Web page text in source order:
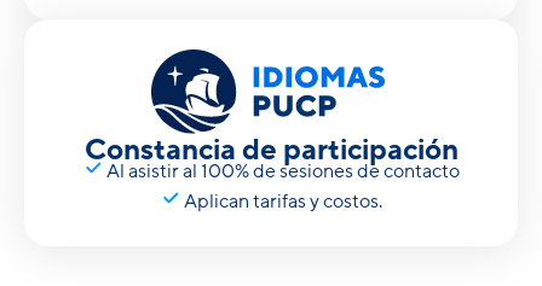
Constancia de participación
Al asistir al 100% de sesiones de contacto
Aplican tarifas y costos.